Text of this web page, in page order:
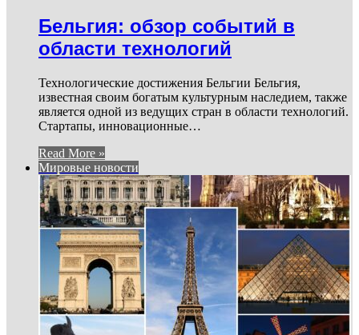
Бельгия: обзор событий в
области технологий
Технологические достижения Бельгии Бельгия,
известная своим богатым культурным наследием, также
является одной из ведущих стран в области технологий.
Стартапы, инновационные…
Read More »
Мировые новости